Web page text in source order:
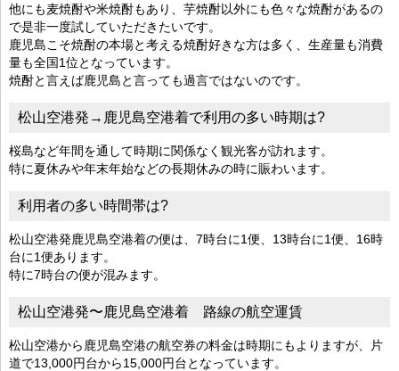
他にも麦焼酎や米焼酎もあり、芋焼酎以外にも色々な焼酎があるの
で是非一度試していただきたいです。
鹿児島こそ焼酎の本場と考える焼酎好きな方は多く、生産量も消費
量も全国1位となっています。
焼酎と言えば鹿児島と言っても過言ではないのです。
松山空港発→鹿児島空港着で利用の多い時期は?
桜島など年間を通して時期に関係なく観光客が訪れます。
特に夏休みや年末年始などの長期休みの時に賑わいます。
利用者の多い時間帯は?
松山空港発鹿児島空港着の便は、7時台に1便、13時台に1便、16時
台に1便あります。
特に7時台の便が混みます。
松山空港発〜鹿児島空港着 路線の航空運賃
松山空港から鹿児島空港の航空券の料金は時期にもよりますが、片
道で13,000円台から15,000円台となっています。